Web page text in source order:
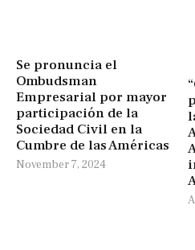
Se pronuncia el
Ombudsman
Empresarial por mayor
participación de la
Sociedad Civil en la
Cumbre de las Américas
November 7, 2024